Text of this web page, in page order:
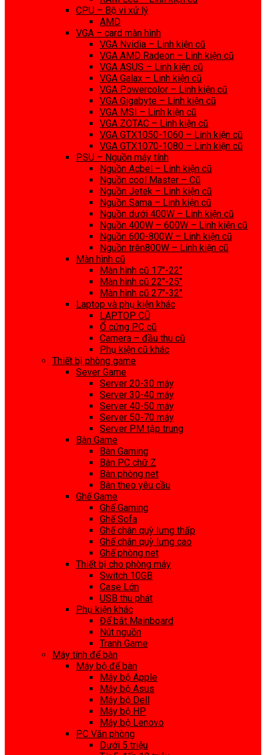
CPU – Bộ vi xử lý
AMD
VGA – card màn hình
VGA Nvidia – Linh kiện cũ
VGA AMD Radeon – Linh kiện cũ
VGA ASUS – Linh kiện cũ
VGA Galax – Linh kiện cũ
VGA Powercolor – Linh kiện cũ
VGA Gigabyte – Linh kiện cũ
VGA MSI – Linh kiện cũ
VGA ZOTAC – Linh kiện cũ
VGA GTX1050-1060 – Linh kiện cũ
VGA GTX1070-1080 – Linh kiện cũ
PSU – Nguồn máy tính
Nguồn Acbel – Linh kiện cũ
Nguồn cool Master – Cũ
Nguồn Jetek – Linh kiện cũ
Nguồn Sama – Linh kiện cũ
Nguồn dưới 400W – Linh kiện cũ
Nguồn 400W – 600W – Linh kiện cũ
Nguồn 600-800W – Linh kiện cũ
Nguồn trên800W – Linh kiện cũ
Màn hình cũ
Màn hình cũ 17″-22″
Màn hình cũ 22″-25″
Màn hình cũ 27″-32″
Laptop và phụ kiện khác
LAPTOP CŨ
Ổ cứng PC cũ
Camera – đầu thu cũ
Phụ kiện cũ khác
Thiết bị phòng game
Sever Game
Server 20-30 máy
Server 30-40 máy
Server 40-50 máy
Server 50-70 máy
Server PM tập trung
Bàn Game
Bàn Gaming
Bàn PC chữ Z
Bàn phòng net
Bàn theo yêu cầu
Ghế Game
Ghế Gaming
Ghế Sofa
Ghế chân quỳ lưng thấp
Ghế chân quỳ lưng cao
Ghế phòng net
Thiết bị cho phòng máy
Switch 10GB
Case Lớn
USB thu phát
Phụ kiện khác
Đế bắt Mainboard
Nút nguồn
Tranh Game
Máy tính để bàn
Máy bộ để bàn
Máy bộ Apple
Máy bộ Asus
Máy bộ Dell
Máy bộ HP
Máy bộ Lenovo
PC Văn phòng
Dưới 5 triệu